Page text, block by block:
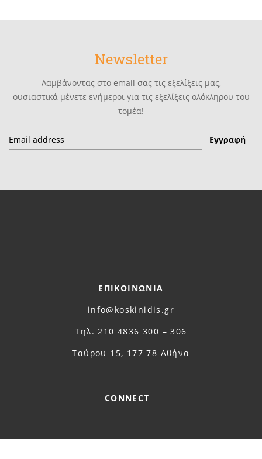
Newsletter
Λαμβάνοντας στο email σας τις εξελίξεις μας,
ουσιαστικά μένετε ενήμεροι για τις εξελίξεις ολόκληρου του
τομέα!
ΕΠΙΚΟΙΝΩΝΙΑ
info@koskinidis.gr
Τηλ. 210 4836 300 – 306
Ταύρου 15, 177 78 Αθήνα
CONNECT